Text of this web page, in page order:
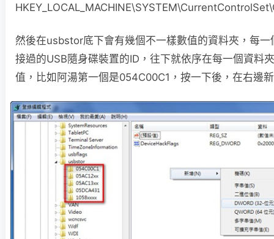
然後在usbstor底下會有幾個不一樣數值的資料夾，每一
接過的USB隨身碟裝置的ID，往下就依序在每一個資料
值，比如阿湯第一個是054C00C1，按一下後，在右邊